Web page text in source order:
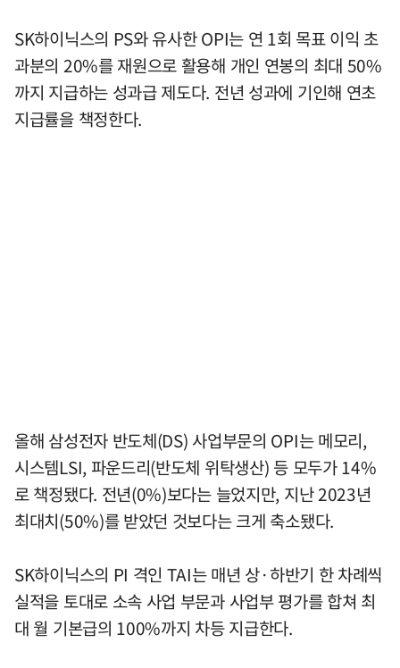
SK하이닉스의 PS와 유사한 OPI는 연 1회 목표 이익 초
과분의 20%를 재원으로 활용해 개인 연봉의 최대 50%
까지 지급하는 성과급 제도다. 전년 성과에 기인해 연초
지급률을 책정한다.
올해 삼성전자 반도체(DS) 사업부문의 OPI는 메모리,
시스템LSI, 파운드리(반도체 위탁생산) 등 모두가 14%
로 책정됐다. 전년(0%)보다는 늘었지만, 지난 2023년
최대치(50%)를 받았던 것보다는 크게 축소됐다.
SK하이닉스의 PI 격인 TAI는 매년 상·하반기 한 차례씩
실적을 토대로 소속 사업 부문과 사업부 평가를 합쳐 최
대 월 기본급의 100%까지 차등 지급한다.